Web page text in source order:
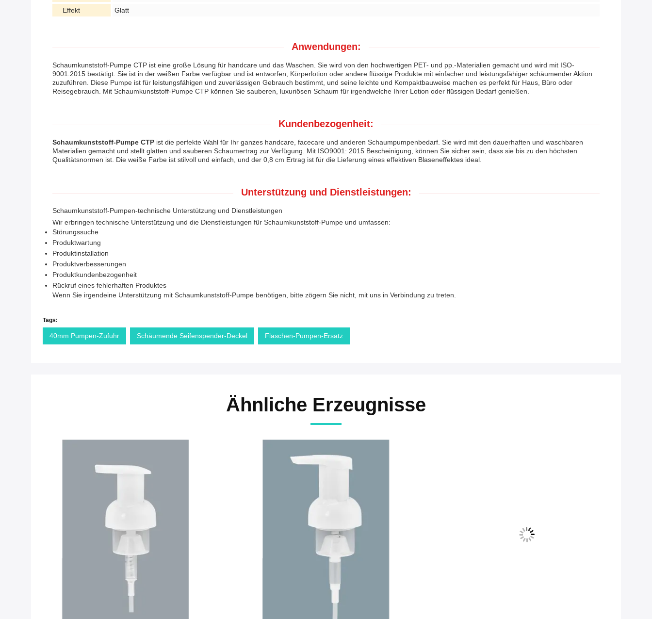
Effekt
Glatt
Anwendungen:
Schaumkunststoff-Pumpe CTP ist eine große Lösung für handcare und das Waschen. Sie wird von den hochwertigen PET- und pp.-Materialien gemacht und wird mit ISO-
9001:2015 bestätigt. Sie ist in der weißen Farbe verfügbar und ist entworfen, Körperlotion oder andere flüssige Produkte mit einfacher und leistungsfähiger schäumender Aktion
zuzuführen. Diese Pumpe ist für leistungsfähigen und zuverlässigen Gebrauch bestimmt, und seine leichte und Kompaktbauweise machen es perfekt für Haus, Büro oder
Reisegebrauch. Mit Schaumkunststoff-Pumpe CTP können Sie sauberen, luxuriösen Schaum für irgendwelche Ihrer Lotion oder flüssigen Bedarf genießen.
Kundenbezogenheit:
Schaumkunststoff-Pumpe CTP ist die perfekte Wahl für Ihr ganzes handcare, facecare und anderen Schaumpumpenbedarf. Sie wird mit den dauerhaften und waschbaren
Materialien gemacht und stellt glatten und sauberen Schaumertrag zur Verfügung. Mit ISO9001: 2015 Bescheinigung, können Sie sicher sein, dass sie bis zu den höchsten
Qualitätsnormen ist. Die weiße Farbe ist stilvoll und einfach, und der 0,8 cm Ertrag ist für die Lieferung eines effektiven Blaseneffektes ideal.
Unterstützung und Dienstleistungen:
Schaumkunststoff-Pumpen-technische Unterstützung und Dienstleistungen
Wir erbringen technische Unterstützung und die Dienstleistungen für Schaumkunststoff-Pumpe und umfassen:
Störungssuche
Produktwartung
Produktinstallation
Produktverbesserungen
Produktkundenbezogenheit
Rückruf eines fehlerhaften Produktes
Wenn Sie irgendeine Unterstützung mit Schaumkunststoff-Pumpe benötigen, bitte zögern Sie nicht, mit uns in Verbindung zu treten.
Tags:
40mm Pumpen-Zufuhr Schäumende Seifenspender-Deckel Flaschen-Pumpen-Ersatz
Ähnliche Erzeugnisse